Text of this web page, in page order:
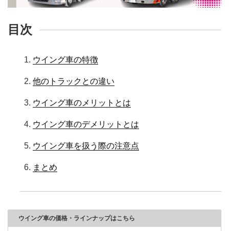
目次
ウイング車の特徴
他のトラックとの違い
ウイング車のメリットとは
ウイング車のデメリットとは
ウイング車を扱う際の注意点
まとめ
ウイング車の価格・ラインナップはこちら